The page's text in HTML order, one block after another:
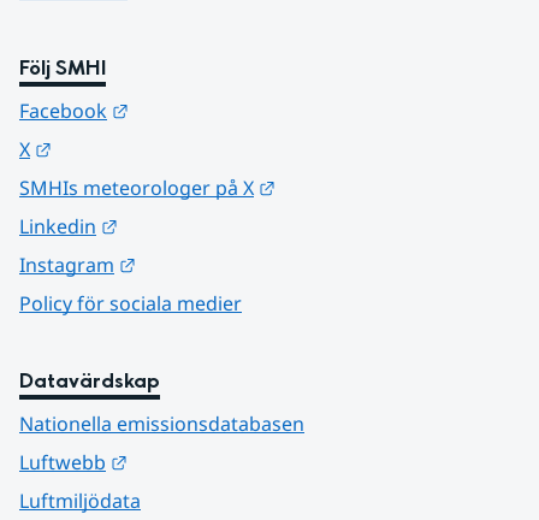
Följ SMHI
Facebook
X
SMHIs meteorologer på X
Linkedin
Instagram
Policy för sociala medier
Datavärdskap
Nationella emissionsdatabasen
Luftwebb
Luftmiljödata